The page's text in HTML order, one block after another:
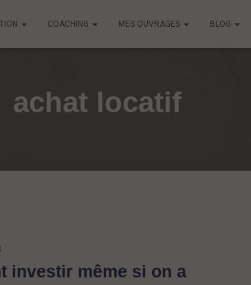
COACHING MES OUVRAGES BLOG
achat locatif
investir même si on a